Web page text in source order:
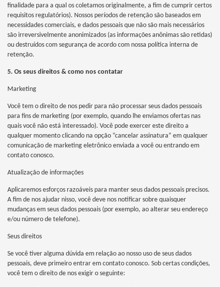
finalidade para a qual os coletamos originalmente, a fim de cumprir certos
requisitos regulatórios). Nossos períodos de retenção são baseados em
necessidades comerciais, e dados pessoais que não são mais necessários
são irreversivelmente anonimizados (as informações anônimas são retidas)
ou destruídos com segurança de acordo com nossa política interna de
retenção.
5. Os seus direitos & como nos contatar
Marketing
Você tem o direito de nos pedir para não processar seus dados pessoais
para fins de marketing (por exemplo, quando lhe enviamos ofertas nas
quais você não está interessado). Você pode exercer este direito a
qualquer momento clicando na opção “cancelar assinatura” em qualquer
comunicação de marketing eletrônico enviada a você ou entrando em
contato conosco.
Atualização de informações
Aplicaremos esforços razoáveis para manter seus dados pessoais precisos.
A fim de nos ajudar nisso, você deve nos notificar sobre quaisquer
mudanças em seus dados pessoais (por exemplo, ao alterar seu endereço
e/ou número de telefone).
Seus direitos
Se você tiver alguma dúvida em relação ao nosso uso de seus dados
pessoais, deve primeiro entrar em contato conosco. Sob certas condições,
você tem o direito de nos exigir o seguinte: